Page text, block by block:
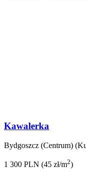
Kawalerka
Bydgoszcz (Centrum)
1 300 PLN (45 zł/m2)